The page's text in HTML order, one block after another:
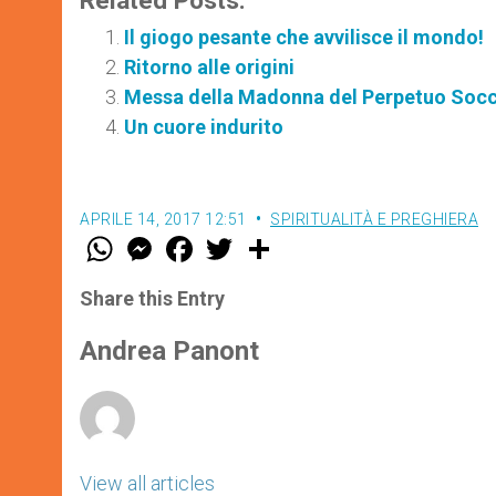
Il giogo pesante che avvilisce il mondo!
Ritorno alle origini
Messa della Madonna del Perpetuo
Un cuore indurito
APRILE 14, 2017 12:51 SPIRITUALITÀ E PREGHIERA
W
t
s
p
p
M
e
s
e
g
e
F
a
e
b
o
k
w
r
Share this Entry
Andrea Panont
View all articles